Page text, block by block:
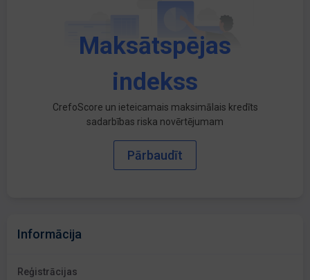
Maksātspējas
indekss
CrefoScore un ieteicamais maksimālais kredīts
sadarbības riska novērtējumam
Pārbaudīt
Informācija
Reģistrācijas